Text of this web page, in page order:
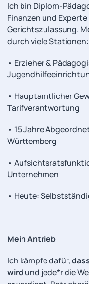
Ich bin Diplom-
Finanzen und
Gerichtszulassung.
durch viele Stationen:
• Erzieher &
• Hauptamtlicher
Tarifverantwortung
• 15 Jahre
Württemberg
•
Unternehmen
• Heute:
Mein Antrieb
Ich kämpfe dafür,
wird und jede*r die